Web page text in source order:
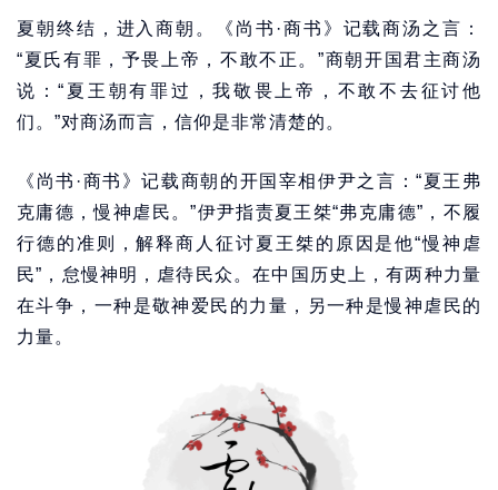
夏朝终结，进入商朝。《尚书·商书》记载商汤之言：
“夏氏有罪，予畏上帝，不敢不正。”商朝开国君主商汤
说：“夏王朝有罪过，我敬畏上帝，不敢不去征讨他
们。”对商汤而言，信仰是非常清楚的。
《尚书·商书》记载商朝的开国宰相伊尹之言：“夏王弗
克庸德，慢神虐民。”伊尹指责夏王桀“弗克庸德”，不履
行德的准则，解释商人征讨夏王桀的原因是他“慢神虐
民”，怠慢神明，虐待民众。在中国历史上，有两种力量
在斗争，一种是敬神爱民的力量，另一种是慢神虐民的
力量。